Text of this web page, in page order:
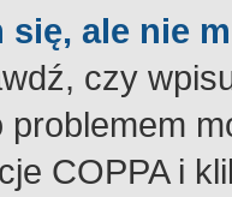
się, ale nie
czy
COPPA i